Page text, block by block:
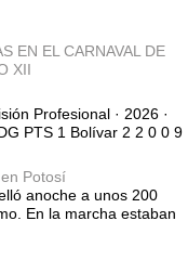
EN EL CARNAVAL DE
XII
Profesional · 2026 ·
PTS 1 Bolívar 2 2 0 0 9
Potosí
anoche a unos 200
En la marcha estaban